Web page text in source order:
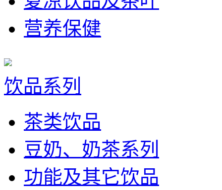
营养保健
饮品系列
茶类饮品
豆奶、奶茶系列
功能及其它饮品